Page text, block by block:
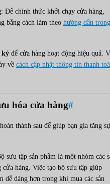
: Để chính thức khởi chạy cửa hàng,
bằng cách làm theo hướng dẫn trong
ký để cửa hàng hoạt động hiệu quả.
về cách cập nhật thông tin thanh
hóa cửa hàng#
thành sau để giúp bạn gia tăng sự
sưu tập sản phẩm là một nhóm các
hàng. Việc tạo bộ sưu tập giúp
dễ dàng hơn trong khi mua các sản